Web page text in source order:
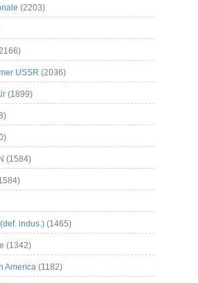
(2203)
USSR (2036)
(1899)
(1584)
indus.) (1465)
(1342)
America (1182)